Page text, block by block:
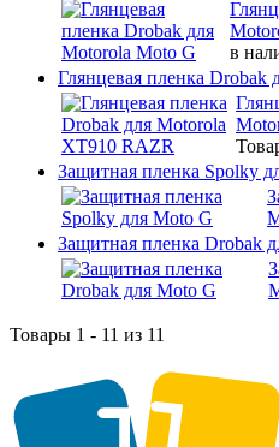
в
Глянцевая пленка
Защитная пленка Spolky
Защитная пленка Drobak
Товары 1 - 11 из 11